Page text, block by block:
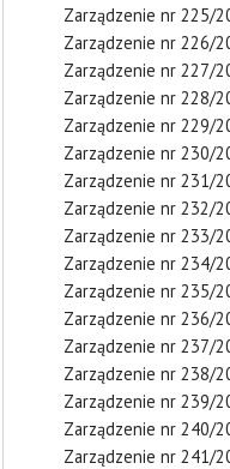
Zarządzenie nr 225/
Zarządzenie nr 226/
Zarządzenie nr 227/
Zarządzenie nr 228/
Zarządzenie nr 229/
Zarządzenie nr 230/
Zarządzenie nr 231/
Zarządzenie nr 232/
Zarządzenie nr 233/
Zarządzenie nr 234/
Zarządzenie nr 235/
Zarządzenie nr 236/
Zarządzenie nr 237/
Zarządzenie nr 238/
Zarządzenie nr 239/
Zarządzenie nr 240/
Zarządzenie nr 241/